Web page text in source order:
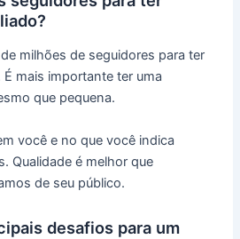
milhões de seguidores para ter
mais importante ter uma
que pequena.
você e no que você indica
Qualidade é melhor que
de seu público.
desafios para um